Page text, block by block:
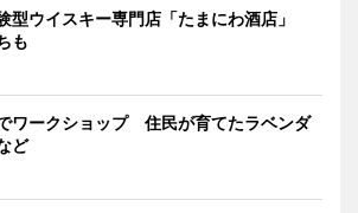
型ウイスキー専門店「たまにわ酒店」
も
ワークショップ 住民が育てたラベンダ
ど